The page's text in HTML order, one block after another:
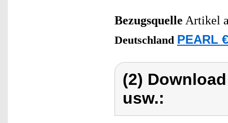
Bezugsquelle Artikel
Deutschland PEARL
(2)
usw.: